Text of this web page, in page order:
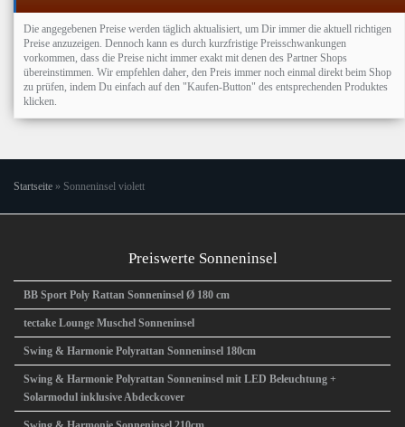
Die angegebenen Preise werden täglich aktualisiert, um Dir immer die aktuell richtigen
Preise anzuzeigen. Dennoch kann es durch kurzfristige Preisschwankungen
vorkommen, dass die Preise nicht immer exakt mit denen des Partner Shops
übereinstimmen. Wir empfehlen daher, den Preis immer noch einmal direkt beim Shop
zu prüfen, indem Du einfach auf den "Kaufen-Button" des entsprechenden Produktes
klicken.
Startseite » Sonneninsel violett
Preiswerte Sonneninsel
BB Sport Poly Rattan Sonneninsel Ø 180 cm
tectake Lounge Muschel Sonneninsel
Swing & Harmonie Polyrattan Sonneninsel 180cm
Swing & Harmonie Polyrattan Sonneninsel mit LED Beleuchtung +
Solarmodul inklusive Abdeckcover